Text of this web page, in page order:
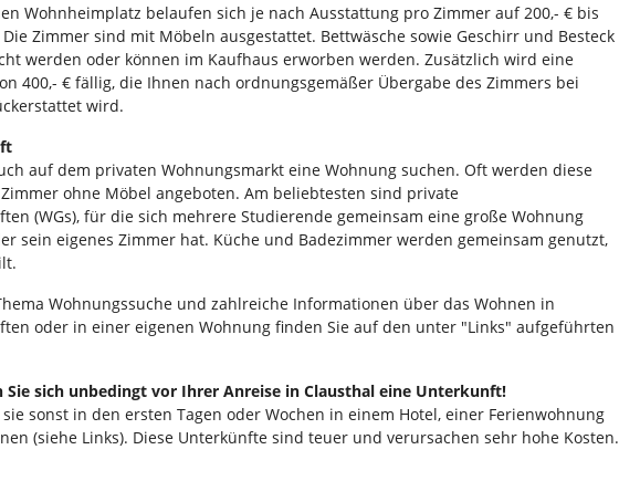
Wohnheimplatz belaufen sich je nach Ausstattung pro Zimmer auf 200,- € bis
Zimmer sind mit Möbeln ausgestattet. Bettwäsche sowie Geschirr und Besteck
werden oder können im Kaufhaus erworben werden. Zusätzlich wird eine
400,- € fällig, die Ihnen nach ordnungsgemäßer Übergabe des Zimmers bei
wird.
auf dem privaten Wohnungsmarkt eine Wohnung suchen. Oft werden diese
ohne Möbel angeboten. Am beliebtesten sind private
(WGs), für die sich mehrere Studierende gemeinsam eine große Wohnung
sein eigenes Zimmer hat. Küche und Badezimmer werden gemeinsam genutzt,
Wohnungssuche und zahlreiche Informationen über das Wohnen in
oder in einer eigenen Wohnung finden Sie auf den unter "Links" aufgeführten
Sie sich unbedingt vor Ihrer Anreise in Clausthal eine Unterkunft!
sonst in den ersten Tagen oder Wochen in einem Hotel, einer Ferienwohnung
(siehe Links). Diese Unterkünfte sind teuer und verursachen sehr hohe Kosten.